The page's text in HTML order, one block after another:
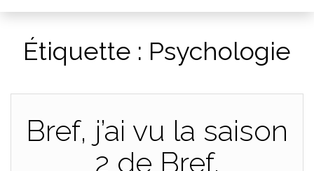
Étiquette : Psychologie
Bref, j’ai vu la saison
2 de Bref.